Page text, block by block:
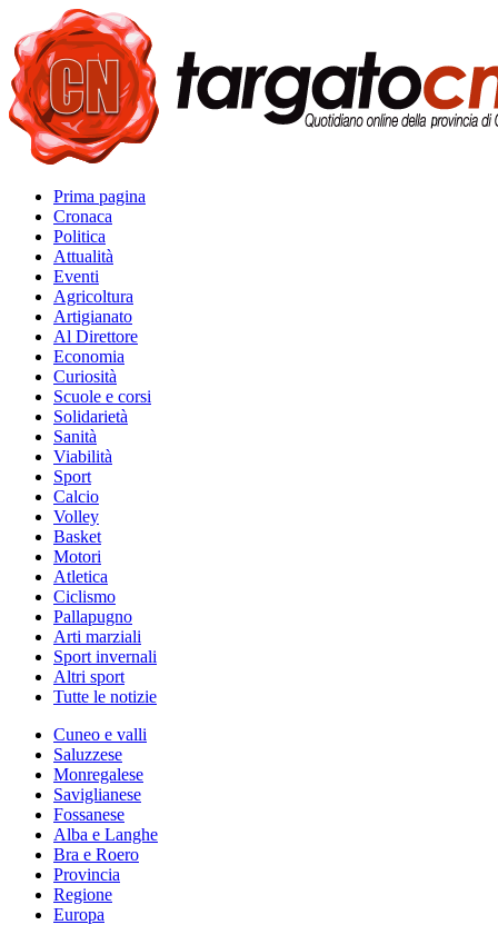
Prima pagina
Cronaca
Politica
Attualità
Eventi
Agricoltura
Artigianato
Al Direttore
Economia
Curiosità
Scuole e corsi
Solidarietà
Sanità
Viabilità
Sport
Calcio
Volley
Basket
Motori
Atletica
Ciclismo
Pallapugno
Arti marziali
Sport invernali
Altri sport
Tutte le notizie
Cuneo e valli
Saluzzese
Monregalese
Saviglianese
Fossanese
Alba e Langhe
Bra e Roero
Provincia
Regione
Europa